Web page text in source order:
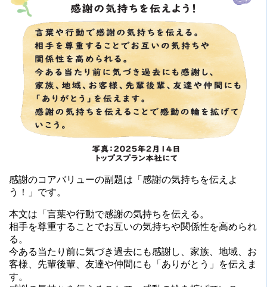
感謝のコアバリューの副題は「感謝の気持ちを伝えよ
う！」です。
本文は「言葉や行動で感謝の気持ちを伝える。
相手を尊重することでお互いの気持ちや関係性を高められ
る。
今ある当たり前に気づき過去にも感謝し、家族、地域、お
客様、先輩後輩、友達や仲間にも「ありがとう」を伝えま
す。